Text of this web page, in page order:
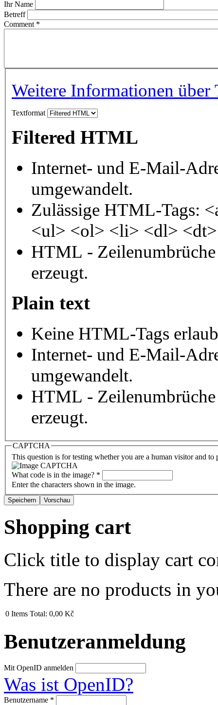
Ihr Name
Betreff
Comment *
Weitere Informationen über
Textformat
Filtered HTML
Internet- und E-Mail-
umgewandelt.
Zulässige HTML-Tags:
<ul> <ol> <li> <dl>
HTML - Zeilenumbrüche
erzeugt.
Plain text
Keine HTML-Tags
Internet- und E-Mail-
umgewandelt.
HTML - Zeilenumbrüche
erzeugt.
CAPTCHA
This question is for testing whether you are a human visitor and to
What code is in the image? *
Enter the characters shown in the image.
Shopping cart
Click title to display cart
There are no products in
0 Items Total: 0,00 Kč
Benutzeranmeldung
Mit OpenID anmelden
Was ist OpenID?
Benutzername *